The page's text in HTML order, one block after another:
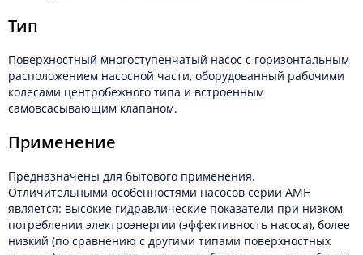
Тип
Поверхностный многоступенчатый насос с горизонтальным
расположением насосной части, оборудованный рабочими
колесами центробежного типа и встроенным
самовсасывающим клапаном.
Применение
Предназначены для бытового применения.
Отличительными особенностями насосов серии АМН
является: высокие гидравлические показатели при низком
потреблении электроэнергии (эффективность насоса), более
низкий (по сравнению с другими типами поверхностных